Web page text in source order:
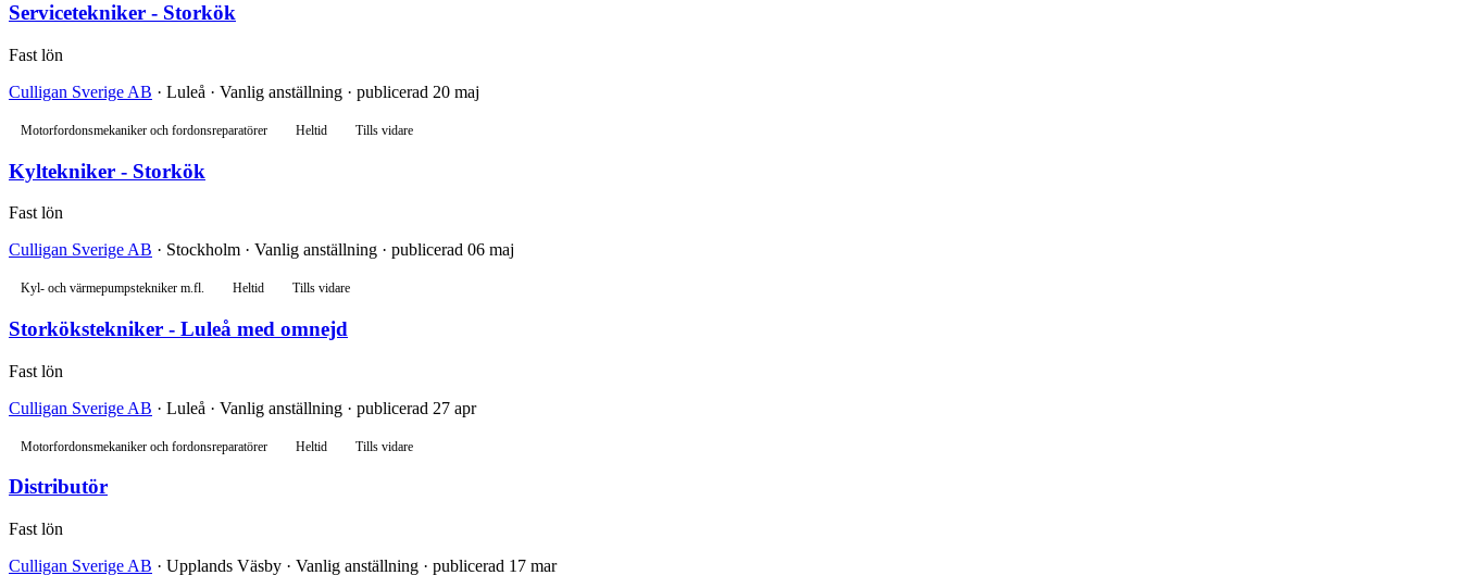
Servicetekniker - Storkök
Fast lön
Culligan Sverige AB · Luleå · Vanlig anställning · publicerad 20 maj
Motorfordonsmekaniker och fordonsreparatörer Heltid Tills vidare
Kyltekniker - Storkök
Fast lön
Culligan Sverige AB · Stockholm · Vanlig anställning · publicerad 06 maj
Kyl- och värmepumpstekniker m.fl. Heltid Tills vidare
Storkökstekniker - Luleå med omnejd
Fast lön
Culligan Sverige AB · Luleå · Vanlig anställning · publicerad 27 apr
Motorfordonsmekaniker och fordonsreparatörer Heltid Tills vidare
Distributör
Fast lön
Culligan Sverige AB · Upplands Väsby · Vanlig anställning · publicerad 17 mar